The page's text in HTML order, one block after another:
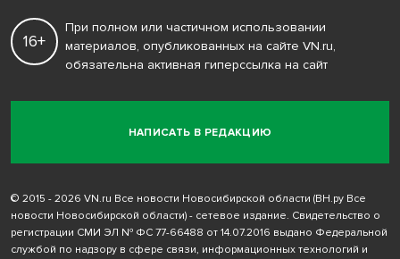
НАПИСАТЬ В РЕДАКЦИЮ
16+
При полном или частичном использовании
материалов, опубликованных на сайте VN.ru,
обязательна активная гиперссылка на сайт
© 2015 - 2026 VN.ru Все новости Новосибирской области (ВН.ру Все
новости Новосибирской области) - сетевое издание. Свидетельство о
регистрации СМИ ЭЛ № ФС 77-66488 от 14.07.2016 выдано Федеральной
службой по надзору в сфере связи, информационных технологий и